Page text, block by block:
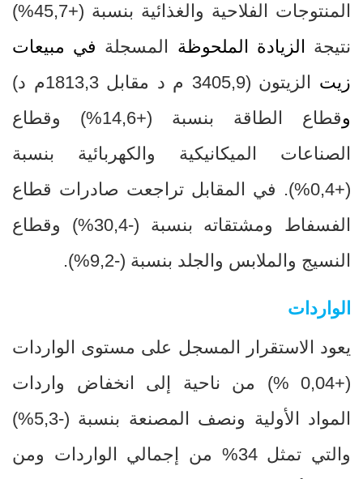
المنتوجات الفلاحية والغذائية بنسبة +)
45,7
%
)
نتيجة
الزيادة الملحوظة المسجلة في مبيعات
زيت
الزيتون (3405,9 م د مقابل1813,3م د)
وقطاع الطاقة بنسبة (+14,6 %) وقطاع
الصناعات الميكانيكية والكهربائية بنسبة
(+0,4
%). في المقابل تراجعت صادرات قطاع
الفسفاط ومشتقاته بنسبة (-30,4
%) وقطاع
النسيج والملابس والجلد بنسبة (-9,2
%
).
الواردات
يعود الاستقرار المسجل على مستوى الواردات
(+0,04
(% من ناحية إلى انخفاض واردات
المواد الأولية ونصف المصنعة بنسبة (-5,3%)
والتي تمثل 34% من إجمالي الواردات ومن